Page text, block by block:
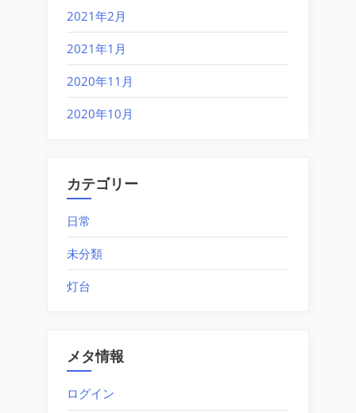
2021年2月
2021年1月
2020年11月
2020年10月
カテゴリー
日常
未分類
灯台
メタ情報
ログイン